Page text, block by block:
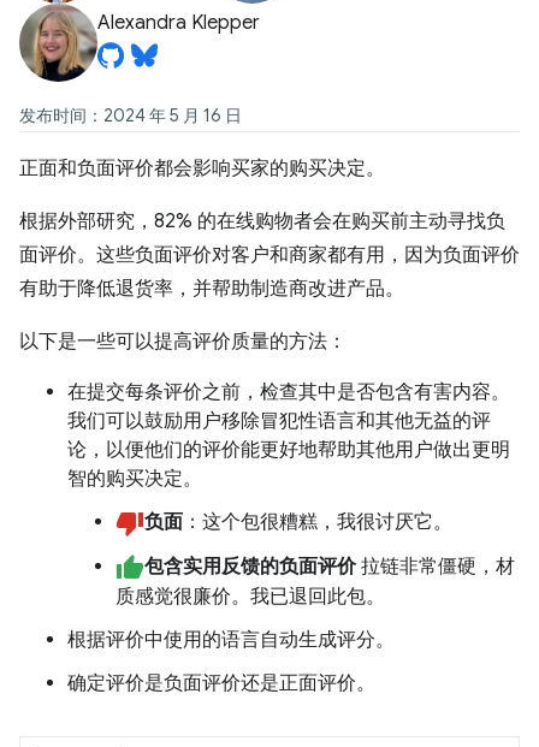
Alexandra Klepper
发布时间：2024 年 5 月 16 日
正面和负面评价都会影响买家的购买决定。
根据外部研究，82% 的在线购物者会在购买前主动寻找负
面评价。这些负面评价对客户和商家都有用，因为负面评价
有助于降低退货率，并帮助制造商改进产品。
以下是一些可以提高评价质量的方法：
在提交每条评价之前，检查其中是否包含有害内容。
我们可以鼓励用户移除冒犯性语言和其他无益的评
论，以便他们的评价能更好地帮助其他用户做出更明
智的购买决定。
负面 ：这个包很糟糕，我很讨厌它。
包含实用反馈的负面评价拉链非常僵硬，材
质感觉很廉价。我已退回此包。
根据评价中使用的语言自动生成评分。
确定评价是负面评价还是正面评价。